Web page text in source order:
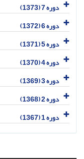
دوره 7 (1373)
دوره 6 (1372)
دوره 5 (1371)
دوره 4 (1370)
دوره 3 (1369)
دوره 2 (1368)
دوره 1 (1367)